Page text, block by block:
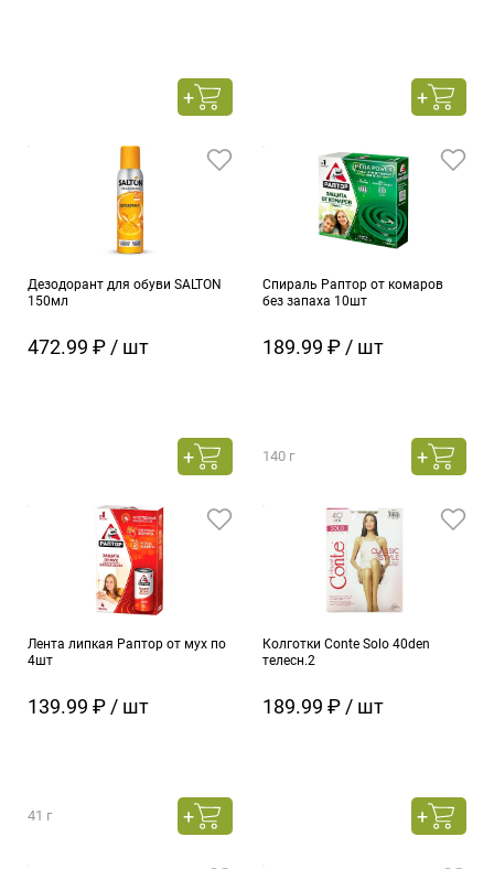
Дезодорант для обуви SALTON
150мл
472.99 ₽ / шт
Спираль Раптор от комаров
без запаха 10шт
189.99 ₽ / шт
140 г
Лента липкая Раптор от мух по
4шт
139.99 ₽ / шт
41 г
Колготки Conte Solo 40den
телесн.2
189.99 ₽ / шт